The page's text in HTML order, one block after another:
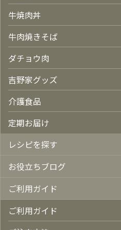
牛焼肉丼
牛肉焼きそば
ダチョウ肉
吉野家グッズ
介護食品
定期お届け
レシピを探す
お役立ちブログ
ご利用ガイド
ご利用ガイド